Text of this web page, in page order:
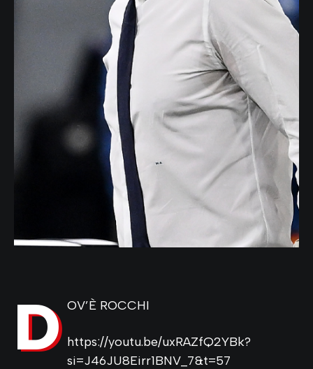
D OV’È ROCCHI
https://youtu.be/uxRAZfQ2YBk?
si=J46JU8Eirr1BNV_7&t=57